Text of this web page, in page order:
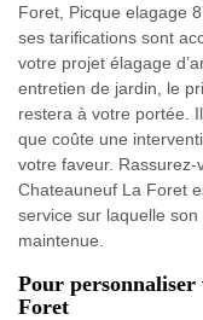
Foret, Picque elagage
ses tarifications sont
votre projet élagage
entretien de jardin, le
restera à votre portée.
que coûte une
votre faveur.
Chateauneuf La Foret
service sur laquelle
maintenue.
Pour
Foret